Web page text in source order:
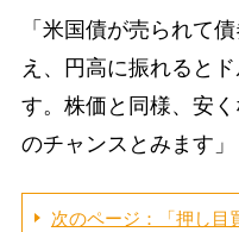
「米国債が売られて
え、円高に振れると
す。株価と同様、安
のチャンスとみます」
次のページ：「押し目